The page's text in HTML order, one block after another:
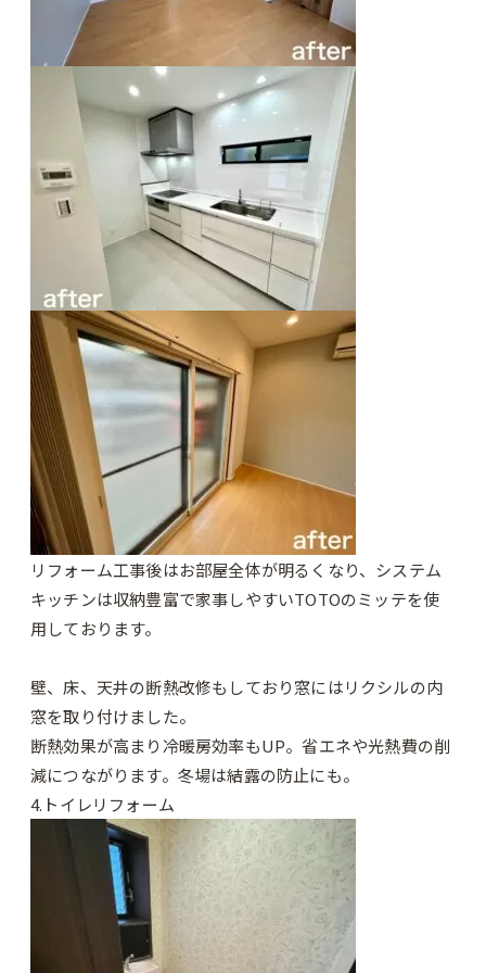
リフォーム工事後はお部屋全体が明るくなり、システム
キッチンは収納豊富で家事しやすいTOTOのミッテを使
用しております。
壁、床、天井の断熱改修もしており窓にはリクシルの内
窓を取り付けました。
断熱効果が高まり冷暖房効率もUP。省エネや光熱費の削
減につながります。冬場は結露の防止にも。
4.トイレリフォーム